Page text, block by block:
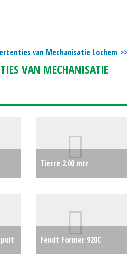
van Mechanisatie Lochem
VAN MECHANISATIE
Tierre 2.00 mtr
Fendt Former 920C